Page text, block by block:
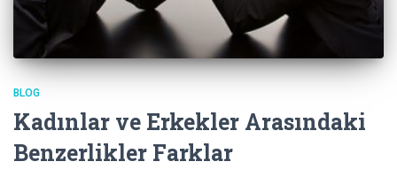
BLOG
Kadınlar ve Erkekler Arasındaki
Benzerlikler Farklar